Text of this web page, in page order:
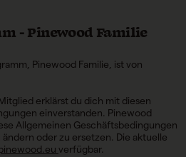
- Pinewood Familie
Pinewood Familie, ist von
erklärst du dich mit diesen
einverstanden. Pinewood
Allgemeinen Geschäftsbedingungen
oder zu ersetzen. Die aktuelle
verfügbar.